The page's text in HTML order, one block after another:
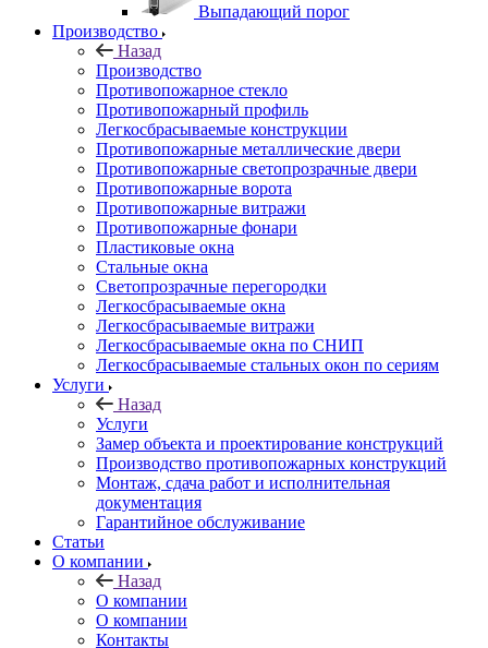
Выпадающий порог
Производство
Назад
Производство
Противопожарное стекло
Противопожарный профиль
Легкосбрасываемые конструкции
Противопожарные металлические двери
Противопожарные светопрозрачные двери
Противопожарные ворота
Противопожарные витражи
Противопожарные фонари
Пластиковые окна
Стальные окна
Светопрозрачные перегородки
Легкосбрасываемые окна
Легкосбрасываемые витражи
Легкосбрасываемые окна по СНИП
Легкосбрасываемые стальных окон по сериям
Услуги
Назад
Услуги
Замер объекта и проектирование конструкций
Производство противопожарных конструкций
Монтаж, сдача работ и исполнительная
документация
Гарантийное обслуживание
Статьи
О компании
Назад
О компании
О компании
Контакты